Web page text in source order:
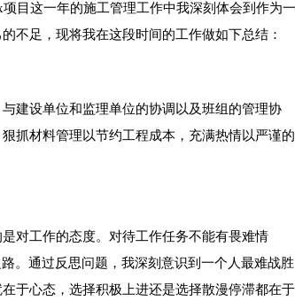
目这一年的施工管理工作中我深刻体会到作为一
不足，现将我在这段时间的工作做如下总结：
建设单位和监理单位的协调以及班组的管理协
抓材料管理以节约工程成本，充满热情以严谨的
对工作的态度。对待工作任务不能有畏难情
。通过反思问题，我深刻意识到一个人最难战胜
于心态，选择积极上进还是选择散漫停滞都在于